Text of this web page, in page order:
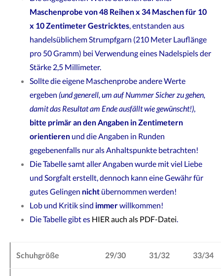
Maschenprobe von 48 Reihen x 34 Maschen für 10
x 10 Zentimeter Gestricktes, entstanden aus
handelsüblichem Strumpfgarn (210 Meter Lauflänge
pro 50 Gramm) bei Verwendung eines Nadelspiels der
Stärke 2,5 Millimeter.
Sollte die eigene Maschenprobe andere Werte
ergeben (und generell, um auf Nummer Sicher zu gehen,
damit das Resultat am Ende ausfällt wie gewünscht!),
bitte primär an den Angaben in Zentimetern
orientieren und die Angaben in Runden
gegebenenfalls nur als Anhaltspunkte betrachten!
Die Tabelle samt aller Angaben wurde mit viel Liebe
und Sorgfalt erstellt, dennoch kann eine Gewähr für
gutes Gelingen nicht übernommen werden!
Lob und Kritik sind immerwillkommen!
Die Tabelle gibt es HIER auch als PDF-Datei.
Schuhgröße 29/30 31/32 33/34